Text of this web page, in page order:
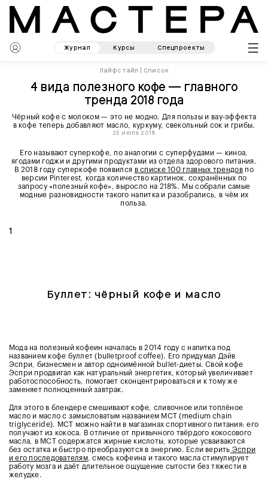
Журнал Курсы Спецпроекты
Лайфстайл Список
4 вида полезного кофе — главного
тренда 2018 года
Чёрный кофе с молоком — это не модно. Для пользы и вау-эффекта
в кофе теперь добавляют масло, куркуму, свекольный сок и грибы.
25 июля 2018
Его называют суперкофе, по аналогии с суперфудами — киноа,
ягодами годжи и другими продуктами из отдела здорового питания.
В 2018 году суперкофе появился в списке 100 главных трендовпо
версии Pinterest, когда количество картинок, сохранённых по
запросу «полезный кофе», выросло на 218%. Мы собрали самые
модные разновидности такого напитка и разобрались, в чём их
польза.
1
Буллет: чёрный кофе и масло
Мода на полезный кофеин началась в 2014 году с напитка под
названием кофе буллет (bulletproof coffee). Его придумал Дэйв
Эспри, бизнесмен и автор одноимённой bullet-диеты. Свой кофе
Эспри продвигал как натуральный энергетик, который увеличивает
работоспособность, помогает сконцентрироваться и к тому же
заменяет полноценный завтрак.
Для этого в блендере смешивают кофе, сливочное или топлёное
масло и масло с замысловатым названием MCT (medium chain
triglyceride). MCT можно найти в магазинах спортивного питания: его
получают из кокоса. В отличие от привычного твёрдого кокосового
масла, в MCT содержатся жирные кислоты, которые усваиваются
без остатка и быстро преобразуются в энергию. Если верить Эспри
и его последователям, смесь кофеина и такого масла стимулирует
работу мозга и даёт длительное ощущение сытости без тяжести в
желудке.